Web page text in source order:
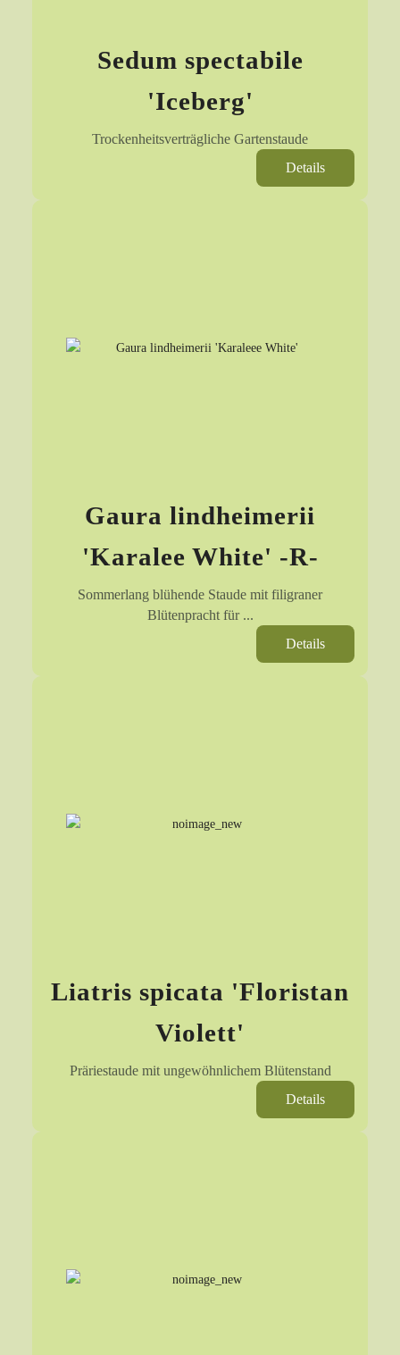
Sedum spectabile
'Iceberg'
Trockenheitsverträgliche Gartenstaude
Details
Gaura lindheimerii
'Karalee White' -R-
Sommerlang blühende Staude mit filigraner
Blütenpracht für ...
Details
Liatris spicata 'Floristan
Violett'
Präriestaude mit ungewöhnlichem Blütenstand
Details